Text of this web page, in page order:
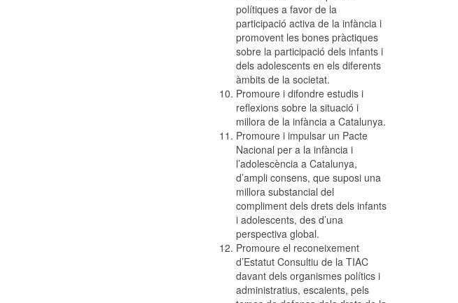
polítiques a favor de la
participació activa de la infància i
promovent les bones pràctiques
sobre la participació dels infants i
dels adolescents en els diferents
àmbits de la societat.
Promoure i difondre estudis i
reflexions sobre la situació i
millora de la infància a Catalunya.
Promoure i impulsar un Pacte
Nacional per a la infància i
l’adolescència a Catalunya,
d’ampli consens, que suposi una
millora substancial del
compliment dels drets dels infants
i adolescents, des d’una
perspectiva global.
Promoure el reconeixement
d’Estatut Consultiu de la TIAC
davant dels organismes polítics i
administratius, escaients, pels